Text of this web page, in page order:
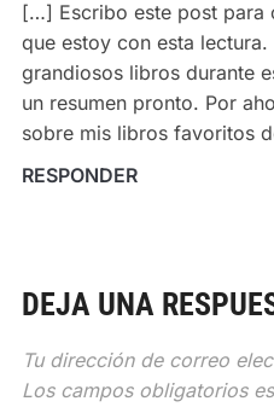
[…] Escribo este post para
que estoy con esta
grandiosos libros durante
un resumen pronto. Por
sobre mis libros favoritos
RESPONDER
DEJA UNA
Tu dirección de correo
Los campos obligatorios